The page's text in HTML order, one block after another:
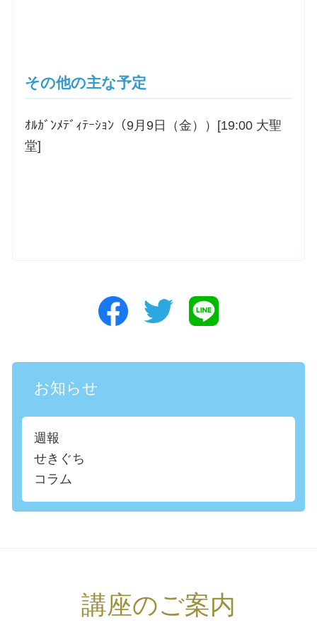
その他の主な予定
ｵﾙｶﾞﾝﾒﾃﾞｨﾃｰｼｮﾝ（9月9日（金））[19:00 大聖
堂]
お知らせ
週報
せきぐち
コラム
講座のご案内